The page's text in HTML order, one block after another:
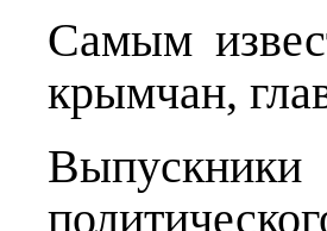
Самым
крымчан,
Выпускники